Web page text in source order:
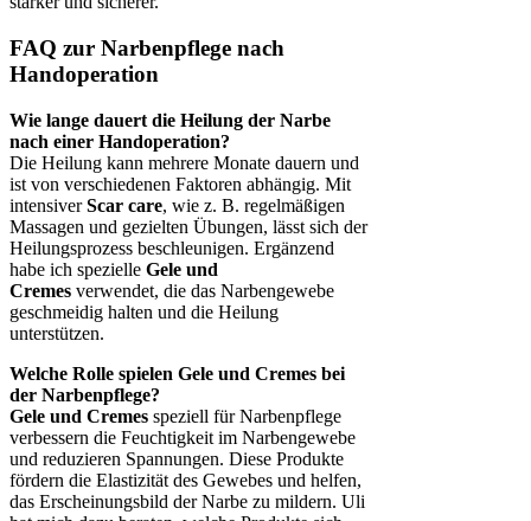
FAQ zur Narbenpflege nach
Handoperation
Wie lange dauert die Heilung der Narbe
nach einer Handoperation?
Die Heilung kann mehrere Monate dauern und
ist von verschiedenen Faktoren abhängig. Mit
intensiverScar care, wie z. B. regelmäßigen
Massagen und gezielten Übungen, lässt sich der
Heilungsprozess beschleunigen. Ergänzend
habe ich spezielle Gele und
Cremes verwendet, die das Narbengewebe
geschmeidig halten und die Heilung
unterstützen.
Welche Rolle spielen Gele und Cremes bei
der Narbenpflege?
Gele und Cremes speziell für Narbenpflege
verbessern die Feuchtigkeit im Narbengewebe
und reduzieren Spannungen. Diese Produkte
fördern die Elastizität des Gewebes und helfen,
das Erscheinungsbild der Narbe zu mildern. Uli